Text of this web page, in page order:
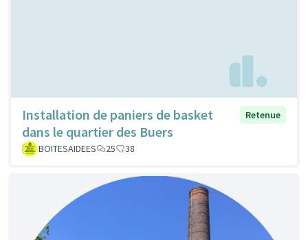
Installation de paniers de basket
dans le quartier des Buers
Retenue
BOITESAIDEES 25 38